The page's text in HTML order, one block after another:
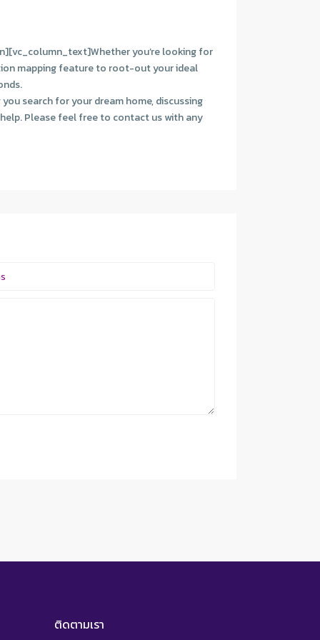
you’re looking for
mapping feature to root-out your ideal
search for your dream home, discussing
Please feel free to contact us with any
ติดตามเรา